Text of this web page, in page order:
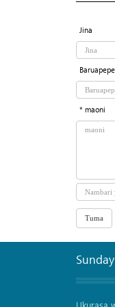
Jina
Baruapepe
* maoni
Ukurasa